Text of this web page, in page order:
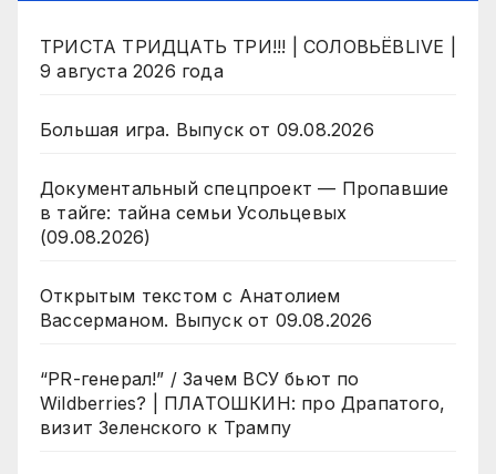
ТРИСТА ТРИДЦАТЬ ТРИ!!! | СОЛОВЬЁВLIVE |
9 августа 2026 года
Большая игра. Выпуск от 09.08.2026
Документальный спецпроект — Пропавшие
в тайге: тайна семьи Усольцевых
(09.08.2026)
Открытым текстом с Анатолием
Вассерманом. Выпуск от 09.08.2026
“PR-генерал!” / Зачем ВСУ бьют по
Wildberries? | ПЛАТОШКИН: про Драпатого,
визит Зеленского к Трампу